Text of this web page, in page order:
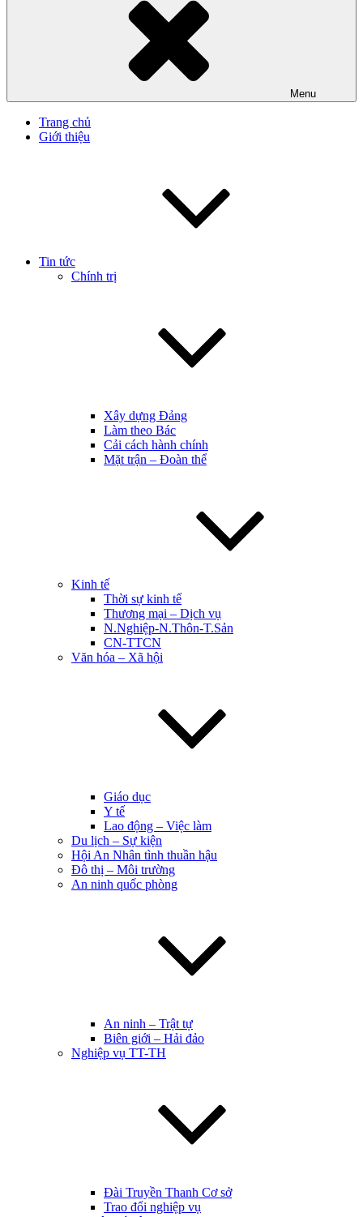
Menu
Trang chủ
Giới thiệu
Tin tức
Chính trị
Xây dựng Đảng
Làm theo Bác
Cải cách hành chính
Mặt trận – Đoàn thể
Kinh tế
Thời sự kinh tế
Thương mại – Dịch vụ
N.Nghiệp-N.Thôn-T.Sản
CN-TTCN
Văn hóa – Xã hội
Giáo dục
Y tế
Lao động – Việc làm
Du lịch – Sự kiện
Hội An Nhân tình thuần hậu
Đô thị – Môi trường
An ninh quốc phòng
An ninh – Trật tự
Biên giới – Hải đảo
Nghiệp vụ TT-TH
Đài Truyền Thanh Cơ sở
Trao đổi nghiệp vụ